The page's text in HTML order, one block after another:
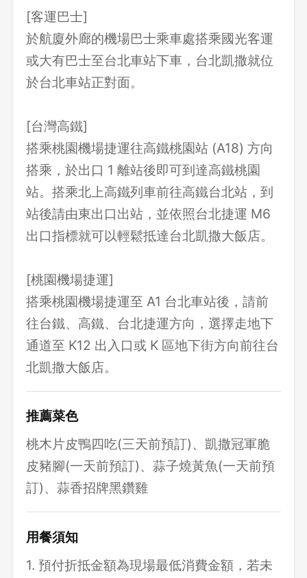
[客運巴士]
於航廈外廊的機場巴士乘車處搭乘國光客運
或大有巴士至台北車站下車，台北凱撒就位
於台北車站正對面。
[台灣高鐵]
搭乘桃園機場捷運往高鐵桃園站 (A18) 方向
搭乘，於出口 1 離站後即可到達高鐵桃園
站。搭乘北上高鐵列車前往高鐵台北站，到
站後請由東出口出站，並依照台北捷運 M6
出口指標就可以輕鬆抵達台北凱撒大飯店。
[桃園機場捷運]
搭乘桃園機場捷運至 A1 台北車站後，請前
往台鐵、高鐵、台北捷運方向，選擇走地下
通道至 K12 出入口或 K 區地下街方向前往台
北凱撒大飯店。
推薦菜色
桃木片皮鴨四吃(三天前預訂)、凱撒冠軍脆
皮豬腳(一天前預訂)、蒜子燒黃魚(一天前預
訂)、蒜香招牌黑鑽雞
用餐須知
1. 預付折抵金額為現場最低消費金額，若未